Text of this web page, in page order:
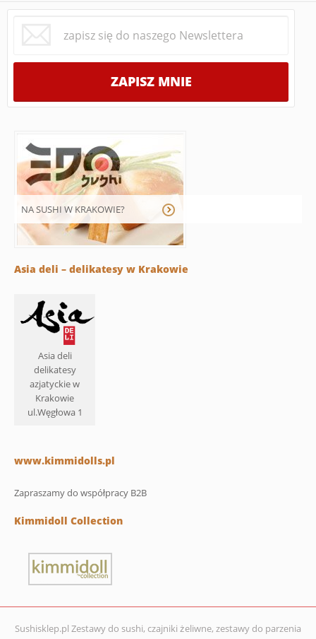
NA SUSHI W KRAKOWIE?
Asia deli – delikatesy w Krakowie
Asia deli
delikatesy
azjatyckie w
Krakowie
ul.Węgłowa 1
www.kimmidolls.pl
Zapraszamy do współpracy B2B
Kimmidoll Collection
Sushisklep.pl Zestawy do sushi, czajniki żeliwne, zestawy do parzenia